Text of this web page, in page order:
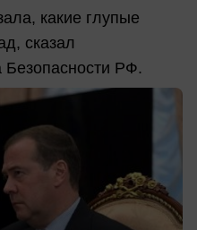
какие глупые
сказал
Безопасности РФ.